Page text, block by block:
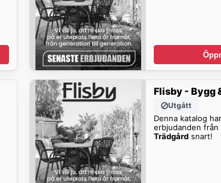
Flisby - Bygg
Utgått
Denna katalog
erbjudanden från
Trädgård snart!